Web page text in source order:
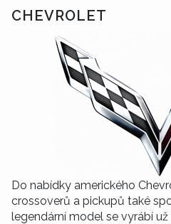
CHEVROLET
Do nabídky amerického
crossoverů a pickupů také
legendární model se vyrábí